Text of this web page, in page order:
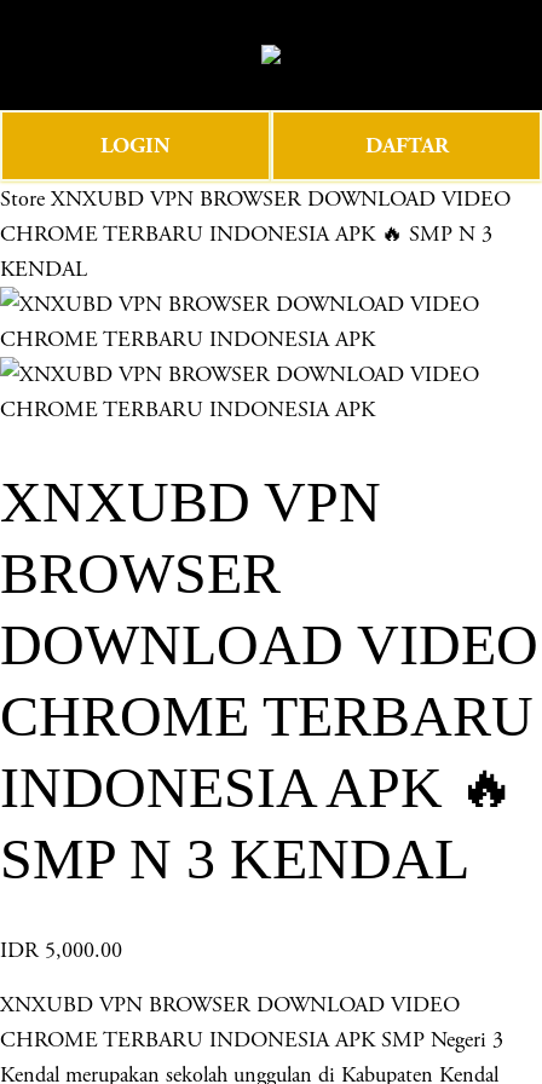
e
e
n
u
LOGIN DAFTAR
Store XNXUBD VPN BROWSER DOWNLOAD VIDEO
CHROME TERBARU INDONESIA APK 🔥 SMP N 3
KENDAL
XNXUBD VPN
BROWSER
DOWNLOAD VIDEO
CHROME TERBARU
INDONESIA APK 🔥
SMP N 3 KENDAL
IDR 5,000.00
XNXUBD VPN BROWSER DOWNLOAD VIDEO
CHROME TERBARU INDONESIA APK SMP Negeri 3
Kendal merupakan sekolah unggulan di Kabupaten Kendal